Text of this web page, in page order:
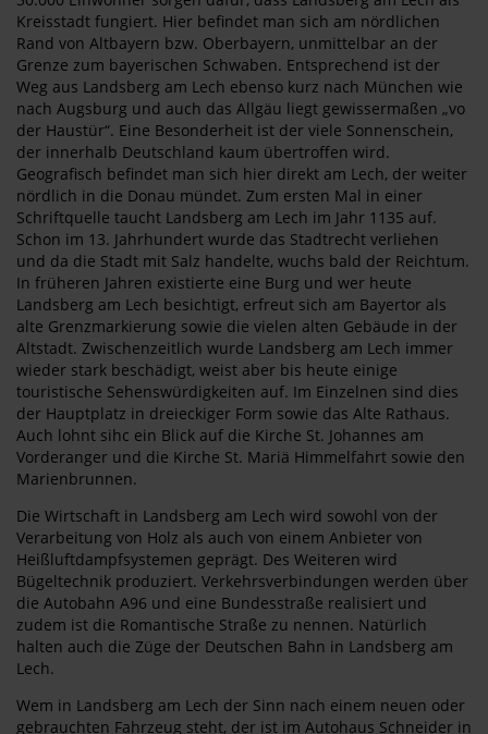
Kreisstadt fungiert. Hier befindet man sich am nördlichen
Rand von Altbayern bzw. Oberbayern, unmittelbar an der
Grenze zum bayerischen Schwaben. Entsprechend ist der
Weg aus Landsberg am Lech ebenso kurz nach München wie
nach Augsburg und auch das Allgäu liegt gewissermaßen „vo
der Haustür“. Eine Besonderheit ist der viele Sonnenschein,
der innerhalb Deutschland kaum übertroffen wird.
Geografisch befindet man sich hier direkt am Lech, der weiter
nördlich in die Donau mündet. Zum ersten Mal in einer
Schriftquelle taucht Landsberg am Lech im Jahr 1135 auf.
Schon im 13. Jahrhundert wurde das Stadtrecht verliehen
und da die Stadt mit Salz handelte, wuchs bald der Reichtum.
In früheren Jahren existierte eine Burg und wer heute
Landsberg am Lech besichtigt, erfreut sich am Bayertor als
alte Grenzmarkierung sowie die vielen alten Gebäude in der
Altstadt. Zwischenzeitlich wurde Landsberg am Lech immer
wieder stark beschädigt, weist aber bis heute einige
touristische Sehenswürdigkeiten auf. Im Einzelnen sind dies
der Hauptplatz in dreieckiger Form sowie das Alte Rathaus.
Auch lohnt sihc ein Blick auf die Kirche St. Johannes am
Vorderanger und die Kirche St. Mariä Himmelfahrt sowie den
Marienbrunnen.
Die Wirtschaft in Landsberg am Lech wird sowohl von der
Verarbeitung von Holz als auch von einem Anbieter von
Heißluftdampfsystemen geprägt. Des Weiteren wird
Bügeltechnik produziert. Verkehrsverbindungen werden über
die Autobahn A96 und eine Bundesstraße realisiert und
zudem ist die Romantische Straße zu nennen. Natürlich
halten auch die Züge der Deutschen Bahn in Landsberg am
Lech.
Wem in Landsberg am Lech der Sinn nach einem neuen oder
gebrauchten Fahrzeug steht, der ist im Autohaus Schneider in